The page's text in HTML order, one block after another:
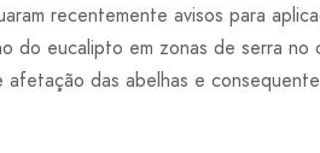
recentemente avisos para
do eucalipto em zonas de serra
das abelhas e